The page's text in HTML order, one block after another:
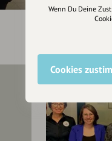
24.10.2024
Wenn Du Deine
Cookies